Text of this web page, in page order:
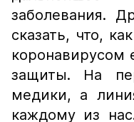
заболевания.
сказать, что,
коронавирусом
защиты. На
медики, а
каждому из